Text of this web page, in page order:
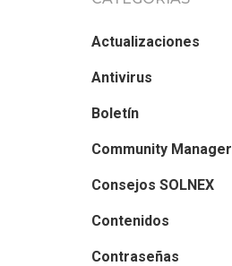
Actualizaciones
Antivirus
Boletín
Community Manager
Consejos SOLNEX
Contenidos
Contraseñas